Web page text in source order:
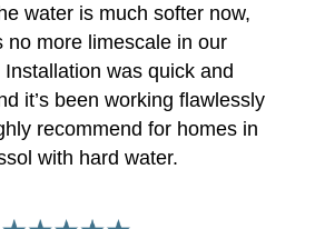
water is much softer now,
no more limescale in our
was quick and
it’s been working flawlessly
recommend for homes in
with hard water.